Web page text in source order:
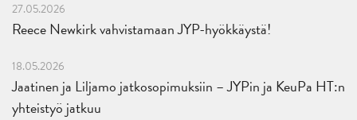
27.05.2026
Reece Newkirk vahvistamaan JYP-hyökkäystä!
18.05.2026
Jaatinen ja Liljamo jatkosopimuksiin – JYPin ja KeuPa HT:n
yhteistyö jatkuu